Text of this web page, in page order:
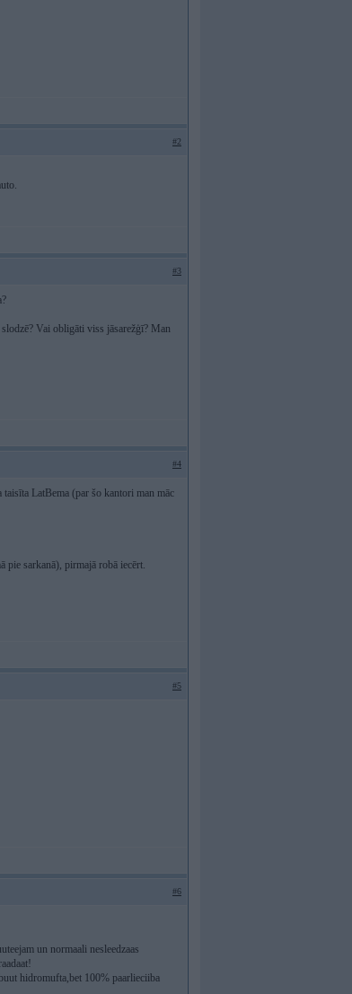
#2
#3
Vai obligāti viss jāsarežģī? Man
#4
LatBema (par šo kantori man māc
pie sarkanā), pirmajā robā iecērt.
#5
#6
un normaali nesleedzaas
hidromufta,bet 100% paarlieciiba